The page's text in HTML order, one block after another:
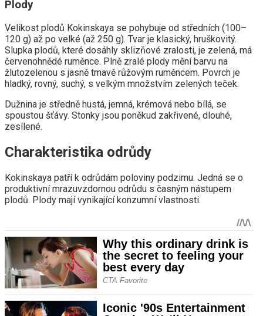
Plody
Velikost plodů Kokinskaya se pohybuje od středních (100–
120 g) až po velké (až 250 g). Tvar je klasický, hruškovitý.
Slupka plodů, které dosáhly sklizňové zralosti, je zelená, má
červenohnědé ruměnce. Plně zralé plody mění barvu na
žlutozelenou s jasně tmavě růžovým ruměncem. Povrch je
hladký, rovný, suchý, s velkým množstvím zelených teček.
Dužnina je středně hustá, jemná, krémová nebo bílá, se
spoustou šťávy. Stonky jsou poněkud zakřivené, dlouhé,
zesílené.
Charakteristika odrůdy
Kokinskaya patří k odrůdám poloviny podzimu. Jedná se o
produktivní mrazuvzdornou odrůdu s časným nástupem
plodů. Plody mají vynikající konzumní vlastnosti.